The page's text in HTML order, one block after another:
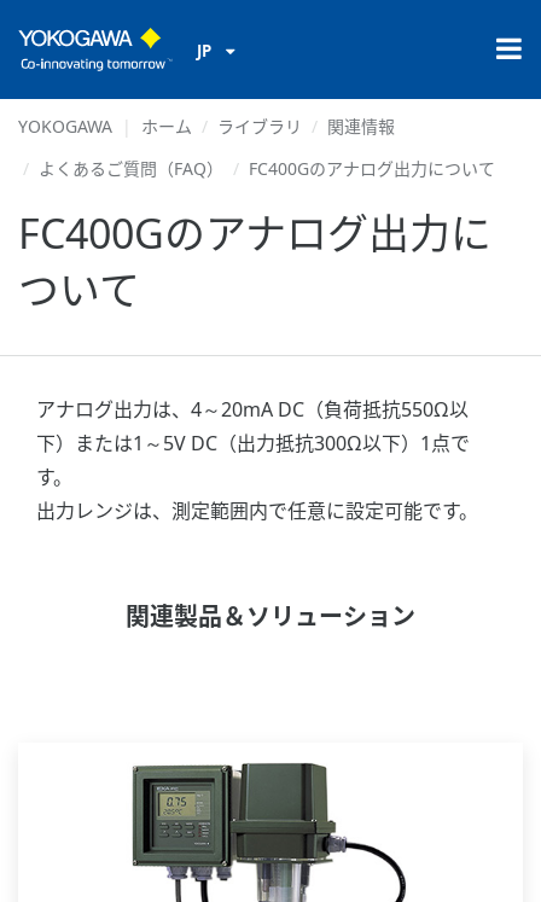
JP
YOKOGAWA ホーム ライブラリ
関連情報
よくあるご質問（FAQ）
FC400Gのアナログ出力について
FC400Gのアナログ出力に
ついて
アナログ出力は、4～20mA DC（負荷抵抗550Ω以
下）または1～5V DC（出力抵抗300Ω以下）1点で
す。
出力レンジは、測定範囲内で任意に設定可能です。
関連製品＆ソリューション